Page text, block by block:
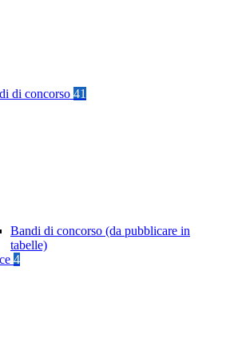
di concorso 41
Bandi di concorso (da pubblicare in
tabelle)
4